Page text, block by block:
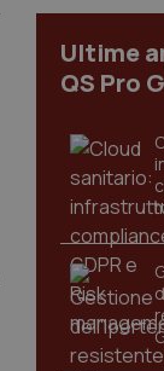
Ultime
QS Pro